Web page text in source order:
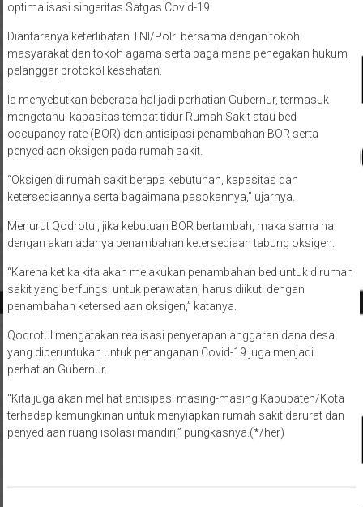
optimalisasi singeritas Satgas Covid-19.
Diantaranya keterlibatan TNI/Polri bersama dengan tokoh
masyarakat dan tokoh agama serta bagaimana penegakan hukum
pelanggar protokol kesehatan.
Ia menyebutkan beberapa hal jadi perhatian Gubernur, termasuk
mengetahui kapasitas tempat tidur Rumah Sakit atau bed
occupancy rate (BOR) dan antisipasi penambahan BOR serta
penyediaan oksigen pada rumah sakit.
“Oksigen di rumah sakit berapa kebutuhan, kapasitas dan
ketersediaannya serta bagaimana pasokannya,” ujarnya.
Menurut Qodrotul, jika kebutuan BOR bertambah, maka sama hal
dengan akan adanya penambahan ketersediaan tabung oksigen.
“Karena ketika kita akan melakukan penambahan bed untuk dirumah
sakit yang berfungsi untuk perawatan, harus diikuti dengan
penambahan ketersediaan oksigen,” katanya.
Qodrotul mengatakan realisasi penyerapan anggaran dana desa
yang diperuntukan untuk penanganan Covid-19 juga menjadi
perhatian Gubernur.
“Kita juga akan melihat antisipasi masing-masing Kabupaten/Kota
terhadap kemungkinan untuk menyiapkan rumah sakit darurat dan
penyediaan ruang isolasi mandiri,” pungkasnya.(*/her)